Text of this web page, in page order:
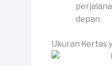
depan.
Ukuran Kertas